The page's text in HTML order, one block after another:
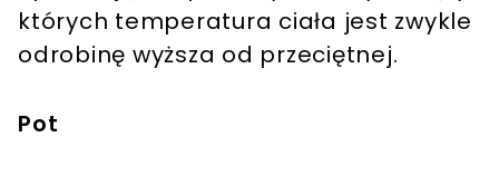
których temperatura ciała jest zwykle
odrobinę wyższa od przeciętnej.
Pot